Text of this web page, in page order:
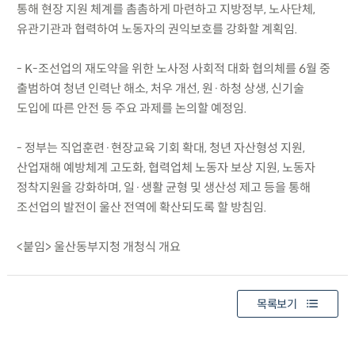
통해 현장 지원 체계를 촘촘하게 마련하고 지방정부, 노사단체,
유관기관과 협력하여 노동자의 권익보호를 강화할 계획임.
- K-조선업의 재도약을 위한 노사정 사회적 대화 협의체를 6월 중
출범하여 청년 인력난 해소, 처우 개선, 원·하청 상생, 신기술
도입에 따른 안전 등 주요 과제를 논의할 예정임.
- 정부는 직업훈련·현장교육 기회 확대, 청년 자산형성 지원,
산업재해 예방체계 고도화, 협력업체 노동자 보상 지원, 노동자
정착지원을 강화하며, 일·생활 균형 및 생산성 제고 등을 통해
조선업의 발전이 울산 전역에 확산되도록 할 방침임.
<붙임> 울산동부지청 개청식 개요
목록보기